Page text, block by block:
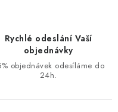
Rychlé odeslání Vaší
objednávky
objednávek odesíláme do
24h.